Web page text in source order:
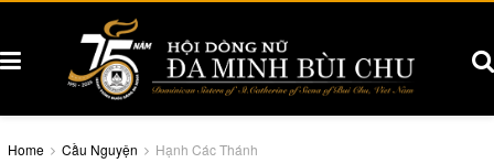
Home Cầu Nguyện Hạnh Các Thánh